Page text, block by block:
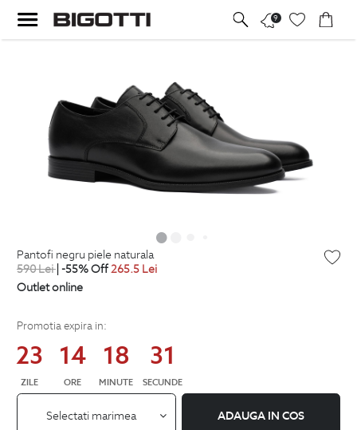
9
pantofi negru piele naturala
590Lei | -55% Off265.5 Lei
Outlet online
Promotia expira in:
23
ZILE
14
ORE
18
MINUTE
30
SECUNDE
Selectati marimea ADAUGA IN COS